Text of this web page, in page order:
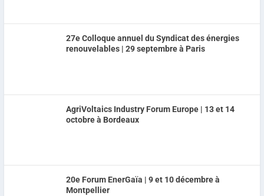
27e Colloque annuel du Syndicat des énergies
renouvelables | 29 septembre à Paris
AgriVoltaics Industry Forum Europe | 13 et 14
octobre à Bordeaux
20e Forum EnerGaïa | 9 et 10 décembre à
Montpellier